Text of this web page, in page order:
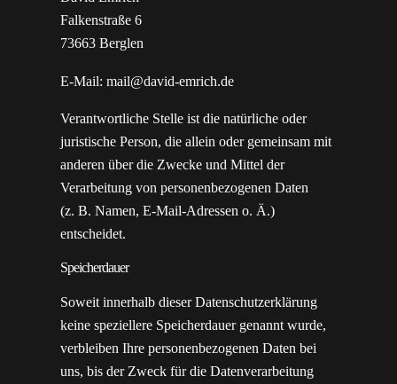
Falkenstraße 6
73663 Berglen
E-Mail: mail@david-emrich.de
Verantwortliche Stelle ist die natürliche oder
juristische Person, die allein oder gemeinsam mit
anderen über die Zwecke und Mittel der
Verarbeitung von personenbezogenen Daten
(z. B. Namen, E-Mail-Adressen o. Ä.)
entscheidet.
Speicherdauer
Soweit innerhalb dieser Datenschutzerklärung
keine speziellere Speicherdauer genannt wurde,
verbleiben Ihre personenbezogenen Daten bei
uns, bis der Zweck für die Datenverarbeitung